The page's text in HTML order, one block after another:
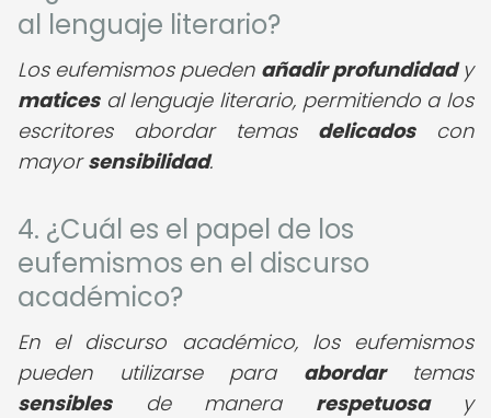
al lenguaje literario?
Los eufemismos pueden añadir profundidady
maticesal lenguaje literario, permitiendo a los
escritores abordar temas delicadoscon
mayorsensibilidad.
4. ¿Cuál es el papel de los
eufemismos en el discurso
académico?
En el discurso académico, los eufemismos
pueden utilizarse para abordartemas
sensiblesde manera respetuosay